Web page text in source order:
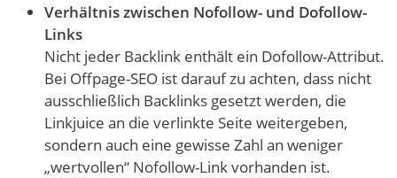
Verhältnis zwischen Nofollow- und Dofollow-
Links
Nicht jeder Backlink enthält ein Dofollow-Attribut.
Bei Offpage-SEO ist darauf zu achten, dass nicht
ausschließlich Backlinks gesetzt werden, die
Linkjuice an die verlinkte Seite weitergeben,
sondern auch eine gewisse Zahl an weniger
„wertvollen“ Nofollow-Link vorhanden ist.